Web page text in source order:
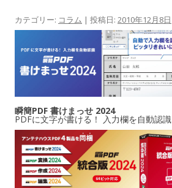
カテゴリー: コラム | 投稿日: 2010年12月8日
瞬簡PDF 書けまっせ 2024
PDFに文字が書ける！ 入力欄を自動認識